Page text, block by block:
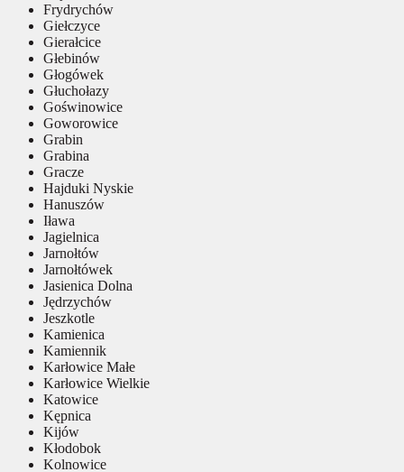
Frydrychów
Giełczyce
Gierałcice
Głebinów
Głogówek
Głuchołazy
Goświnowice
Goworowice
Grabin
Grabina
Gracze
Hajduki Nyskie
Hanuszów
Iława
Jagielnica
Jarnołtów
Jarnołtówek
Jasienica Dolna
Jędrzychów
Jeszkotle
Kamienica
Kamiennik
Karłowice Małe
Karłowice Wielkie
Katowice
Kępnica
Kijów
Kłodobok
Kolnowice